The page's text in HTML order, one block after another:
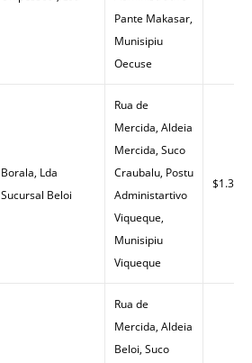
Pante Makasar,
Munisipiu
Oecuse
Borala, Lda
Sucursal Beloi
Rua de
Mercida, Aldeia
Mercida, Suco
Craubalu, Postu
Administartivo
Viqueque,
Munisipiu
Viqueque
$1.34
Rua de
Mercida, Aldeia
Beloi, Suco